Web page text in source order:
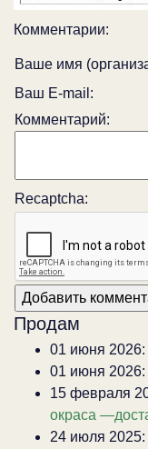
Комментарии:
Ваше имя
Ваш E-mail:
Комментарий:
Recaptcha:
Продам
01 июня 2026:
01 июня 2026:
15 февраля
окраса
24 июля 2025: